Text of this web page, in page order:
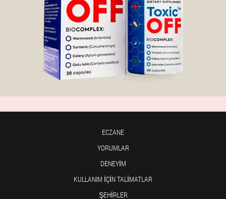
ECZANE
YORUMLAR
DENEYIM
KULLANIM IÇIN TALIMATLAR
ŞEHIRLER